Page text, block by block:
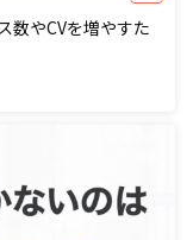
数やCVを増やすた